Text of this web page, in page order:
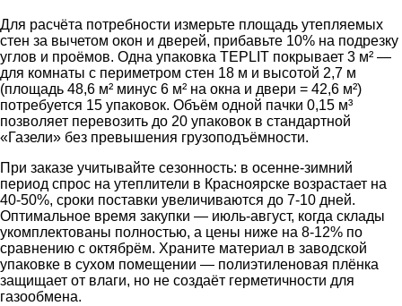
Для расчёта потребности измерьте площадь утепляемых
стен за вычетом окон и дверей, прибавьте 10% на подрезку
углов и проёмов. Одна упаковка TEPLIT покрывает 3 м² —
для комнаты с периметром стен 18 м и высотой 2,7 м
(площадь 48,6 м² минус 6 м² на окна и двери = 42,6 м²)
потребуется 15 упаковок. Объём одной пачки 0,15 м³
позволяет перевозить до 20 упаковок в стандартной
«Газели» без превышения грузоподъёмности.
При заказе учитывайте сезонность: в осенне-зимний
период спрос на утеплители в Красноярске возрастает на
40-50%, сроки поставки увеличиваются до 7-10 дней.
Оптимальное время закупки — июль-август, когда склады
укомплектованы полностью, а цены ниже на 8-12% по
сравнению с октябрём. Храните материал в заводской
упаковке в сухом помещении — полиэтиленовая плёнка
защищает от влаги, но не создаёт герметичности для
газообмена.